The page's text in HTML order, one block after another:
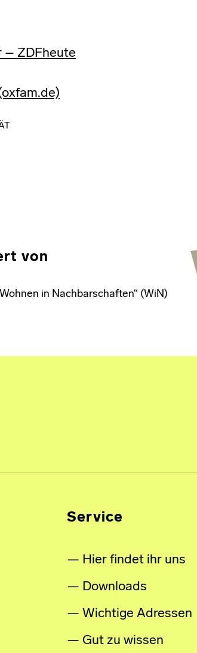
– ZDFheute
von
in Nachbarschaften“ (WiN)
Service
Hier findet ihr uns
Downloads
Wichtige Adressen
Gut zu wissen